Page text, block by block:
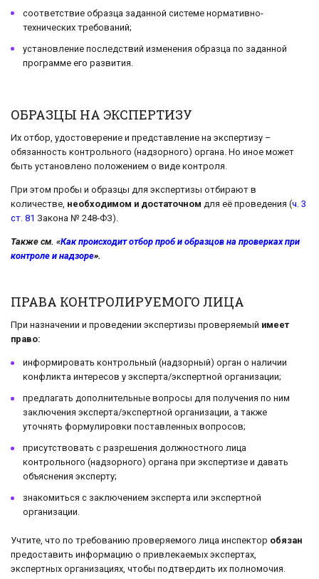
соответствие образца заданной системе нормативно-
технических требований;
установление последствий изменения образца по заданной
программе его развития.
ОБРАЗЦЫ НА ЭКСПЕРТИЗУ
Их отбор, удостоверение и представление на экспертизу –
обязанность контрольного (надзорного) органа. Но иное может
быть установлено положением о виде контроля.
При этом пробы и образцы для экспертизы отбирают в
количестве, необходимом и достаточном для её проведения (ч. 3
ст. 81 Закона № 248-ФЗ).
Также см. «Как происходит отбор проб и образцов на проверках при
контроле и надзоре».
ПРАВА КОНТРОЛИРУЕМОГО ЛИЦА
При назначении и проведении экспертизы проверяемый имеет
право:
информировать контрольный (надзорный) орган о наличии
конфликта интересов у эксперта/экспертной организации;
предлагать дополнительные вопросы для получения по ним
заключения эксперта/экспертной организации, а также
уточнять формулировки поставленных вопросов;
присутствовать с разрешения должностного лица
контрольного (надзорного) органа при экспертизе и давать
объяснения эксперту;
знакомиться с заключением эксперта или экспертной
организации.
Учтите, что по требованию проверяемого лица инспектор обязан
предоставить информацию о привлекаемых экспертах,
экспертных организациях, чтобы подтвердить их полномочия.